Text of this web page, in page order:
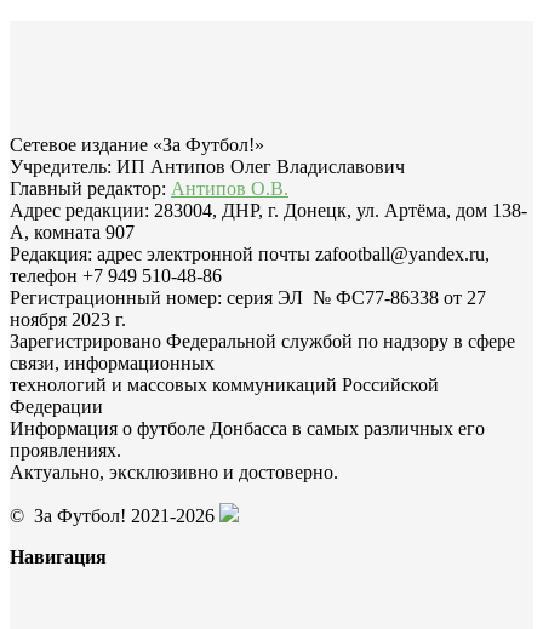
Сетевое издание «За Футбол!»
Учредитель: ИП Антипов Олег Владиславович
Главный редактор: Антипов О.В.
Адрес редакции: 283004, ДНР, г. Донецк, ул. Артёма, дом 138-
А, комната 907
Редакция: адрес электронной почты zafootball@yandex.ru,
телефон +7 949 510-48-86
Регистрационный номер: серия ЭЛ № ФС77-86338 от 27
ноября 2023 г.
Зарегистрировано Федеральной службой по надзору в сфере
связи, информационных
технологий и массовых коммуникаций Российской
Федерации
Информация о футболе Донбасса в самых различных его
проявлениях.
Актуально, эксклюзивно и достоверно.
© За Футбол! 2021-2026
Навигация